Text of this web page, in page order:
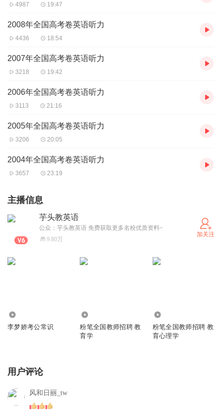
C. A radio programme.
4. What will the woman probably do?
A. Catch a train.
B. See the man off.
B. She went to the wrong place.
C. She couldn't take the cake back.
第二节 (共15小题，每小题1.5分，满分22.5分)
题，从题中所给的A、B、C三个选项中选出最佳选项。
段对话或独白前，你将有时间阅读各个小题，每小题5秒
听完后，各小题将给出5秒钟的作答时间。
每段对话或
独白读两遍。
听第6段材料，回答第6、7题。
A. Buy her a new CD.
B. Do some cleaning.
8. What did the man think of the meal?
A. Just so-so.
B. Quite satisfactory.
4987 19:47
2008年全国高考卷英语听力
4436 18:54
2007年全国高考卷英语听力
3218 19:42
2006年全国高考卷英语听力
3113 21:16
2005年全国高考卷英语听力
3206 20:05
2004年全国高考卷英语听力
3657 23:19
主播信息
芋头教英语
公众：芋头教英语 免费获取更多名校优质资料~
9.80万
加关注
李梦娇考公常识
粉笔全国教师招聘 教
育学
粉笔全国教师招聘 教
育心理学
用户评论
风和日丽_tw